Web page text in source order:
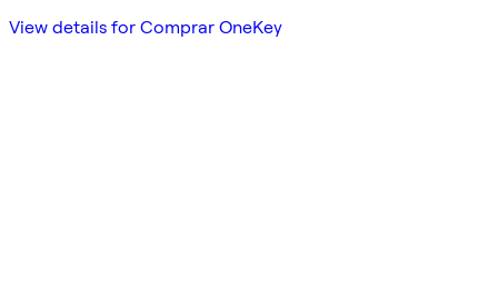
View details for Comprar OneKey